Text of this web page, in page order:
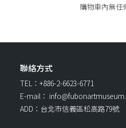
購物車內無任
聯絡方式
TEL：+886-2-6623-6771
E-mail：
ADD：台北市信義區松高路79號